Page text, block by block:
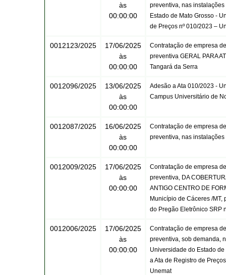
às
00:00:00
preventiva, nas
Estado de Mato Grosso -
de Preços nº 010/2023 –
0012123/2025
17/06/2025
às
00:00:00
Contratação de empresa
preventiva GERAL PARA
Tangará da Serra
0012096/2025
13/06/2025
às
00:00:00
Adesão a Ata 010/2023 -
Campus Universitário de
0012087/2025
16/06/2025
às
00:00:00
Contratação de empresa
preventiva, nas
0012009/2025
17/06/2025
às
00:00:00
Contratação de empresa
preventiva, DA
ANTIGO CENTRO DE
Município de Cáceres /MT,
do Pregão Eletrônico SRP
0012006/2025
17/06/2025
às
00:00:00
Contratação de empresa
preventiva, sob demanda,
Universidade do Estado
a Ata de Registro de
Unemat